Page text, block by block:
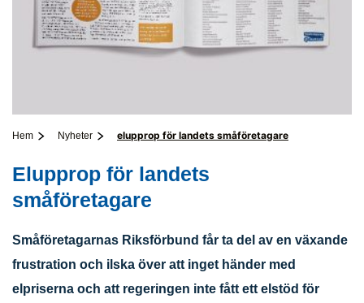
Hem Nyheter elupprop för landets småföretagare
Elupprop för landets
småföretagare
Småföretagarnas Riksförbund får ta del av en växande
frustration och ilska över att inget händer med
elpriserna och att regeringen inte fått ett elstöd för